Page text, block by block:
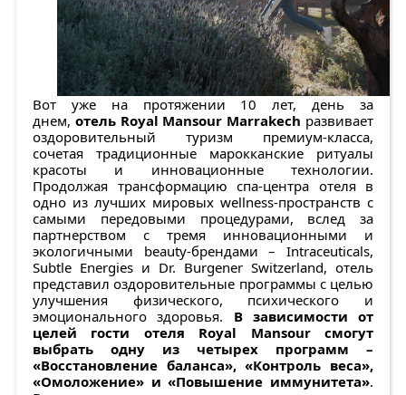
Вот уже на протяжении 10 лет, день за
днем, отель Royal Mansour Marrakech развивает
оздоровительный туризм премиум-класса,
сочетая традиционные марокканские ритуалы
красоты и инновационные технологии.
Продолжая трансформацию спа-центра отеля в
одно из лучших мировых wellness-пространств с
самыми передовыми процедурами, вслед за
партнерством с тремя инновационными и
экологичными beauty-брендами – Intraceuticals,
Subtle Energies и Dr. Burgener Switzerland, отель
представил оздоровительные программы с целью
улучшения физического, психического и
эмоционального здоровья. В зависимости от
целей гости отеля Royal Mansour смогут
выбрать одну из четырех программ –
«Восстановление баланса», «Контроль веса»,
«Омоложение» и «Повышение иммунитета».